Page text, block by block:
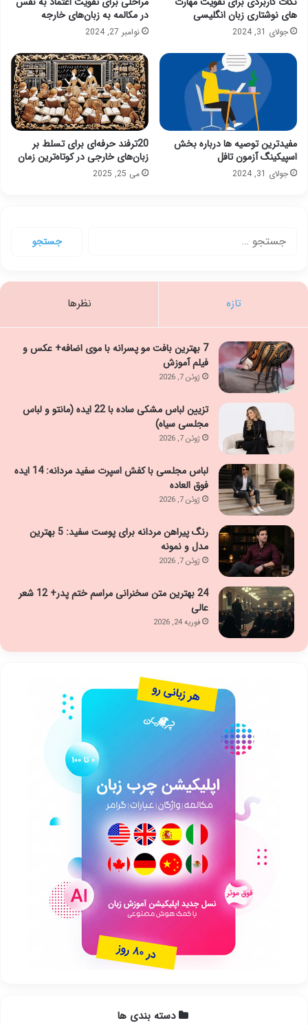
های نوشتاری زبان انگلیسی
جولای 31, 2024
در مکالمه به زبان‌های خارجه
نوامبر 27, 2024
مفیدترین توصیه ها درباره بخش
اسپیکینگ آزمون تافل
جولای 31, 2024
20ترفند حرفه‌ای برای تسلط بر
زبان‌های خارجی در کوتاه‌ترین زمان
می 25, 2025
تازه نظرها
7 بهترین بافت مو پسرانه با موی اضافه+ عکس و
فیلم آموزش
ژوئن 7, 2026
تزیین لباس مشکی ساده با 22 ایده (مانتو و لباس
مجلسی سیاه)
ژوئن 7, 2026
لباس مجلسی با کفش اسپرت سفید مردانه: 14 ایده
فوق العاده
ژوئن 7, 2026
رنگ پیراهن مردانه برای پوست سفید: 5 بهترین
مدل و نمونه
ژوئن 7, 2026
24 بهترین متن سخنرانی مراسم ختم پدر+ 12 شعر
عالی
فوریه 24, 2026
دسته بندی ها